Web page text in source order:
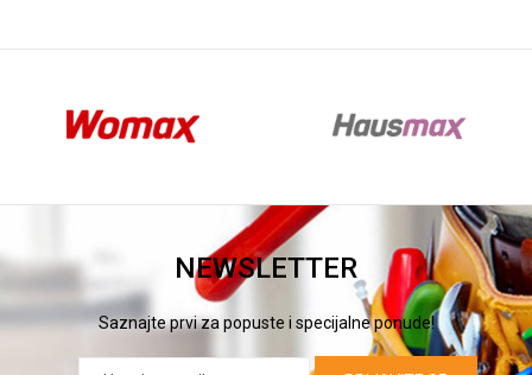
NEWSLETTER
Saznajte prvi za popuste i specijalne ponude!